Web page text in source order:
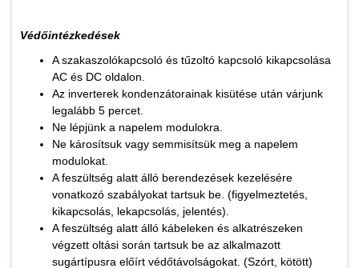
Védőintézkedések
A szakaszolókapcsoló és tűzoltó kapcsoló kikapcsolása
AC és DC oldalon.
Az inverterek kondenzátorainak kisütése után várjunk
legalább 5 percet.
Ne lépjünk a napelem modulokra.
Ne károsítsuk vagy semmisítsük meg a napelem
modulokat.
A feszültség alatt álló berendezések kezelésére
vonatkozó szabályokat tartsuk be. (figyelmeztetés,
kikapcsolás, lekapcsolás, jelentés).
A feszültség alatt álló kábeleken és alkatrészeken
végzett oltási során tartsuk be az alkalmazott
sugártípusra előírt védőtávolságokat. (Szórt, kötött)